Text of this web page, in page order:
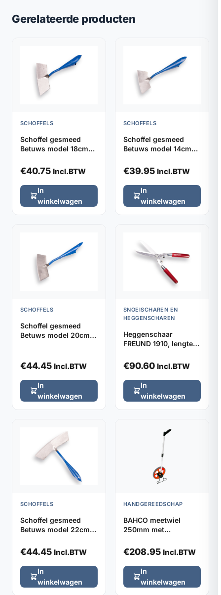
Gerelateerde producten
SCHOFFELS
Schoffel gesmeed
Betuws model 18cm
€40.75 Incl.BTW
In
winkelwagen
SCHOFFELS
Schoffel gesmeed
Betuws model 14cm
€39.95 Incl.BTW
In
winkelwagen
SCHOFFELS
Schoffel gesmeed
Betuws model 20cm
€44.45 Incl.BTW
In
winkelwagen
SNOEISCHAREN EN
HEGGENSCHAREN
Heggenschaar
FREUND 1910, lengte
€90.60 Incl.BTW
In
winkelwagen
SCHOFFELS
Schoffel gesmeed
Betuws model 22cm
€44.45 Incl.BTW
In
winkelwagen
HANDGEREEDSCHAP
BAHCO meetwiel
250mm met
€208.95 Incl.BTW
In
winkelwagen